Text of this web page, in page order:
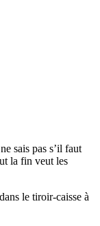
sais pas s’il faut
la fin veut les
le tiroir-caisse à